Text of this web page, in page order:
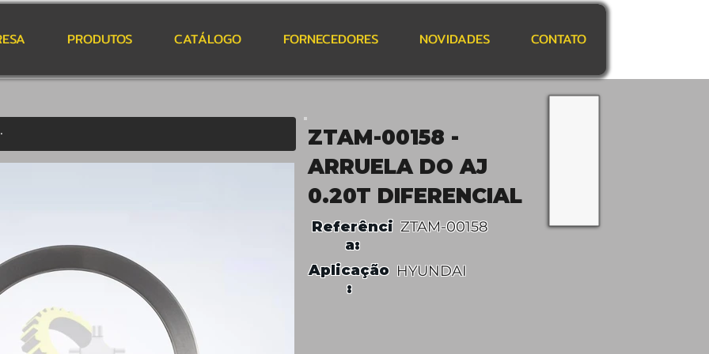
PRODUTOS CATÁLOGO FORNECEDORES NOVIDADES CONTATO
ZTAM-00158 -
ARRUELA DO AJ
0.20T DIFERENCIAL
Referênci
a:
ZTAM-00158
Aplicação
:
HYUNDAI